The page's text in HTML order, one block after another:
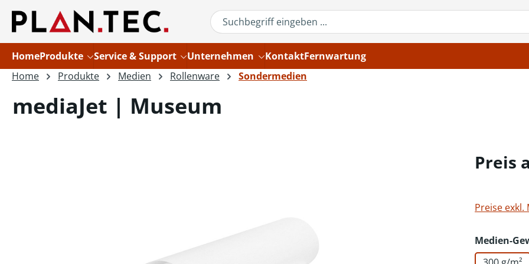
Hauptinhalt springen
Zur Suche springen
HomeProdukte Service & Support Unternehmen KontaktFernwartung
Home
Produkte Medien Rollenware Sondermedien
mediaJet | Museum
Preis
Preise exkl.
Medien-